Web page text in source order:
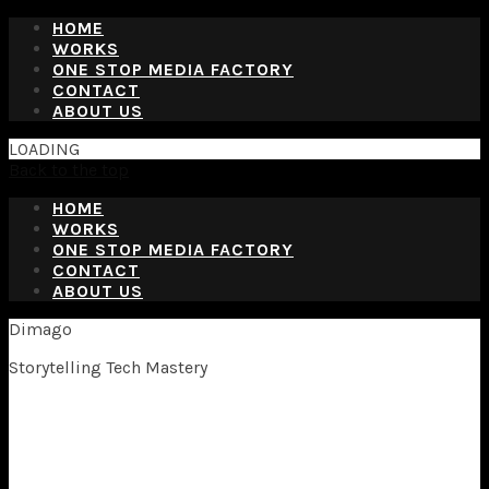
HOME
WORKS
ONE STOP MEDIA FACTORY
CONTACT
ABOUT US
LOADING
HOME
WORKS
ONE STOP MEDIA FACTORY
CONTACT
ABOUT US
Dimago
Storytelling Tech Mastery